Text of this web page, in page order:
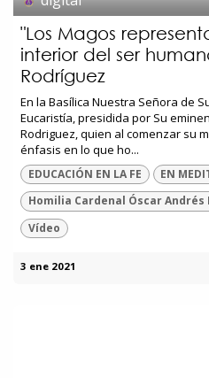
"Los Magos
interior del ser
Rodríguez
En la Basílica Nuestra Señora de
Eucaristía, presidida por Su
Rodriguez, quien al comenzar su
énfasis en lo que ho...
EDUCACIÓN EN LA FE
EN
Homilia Cardenal Óscar Andrés
Vídeo
3 ene 2021